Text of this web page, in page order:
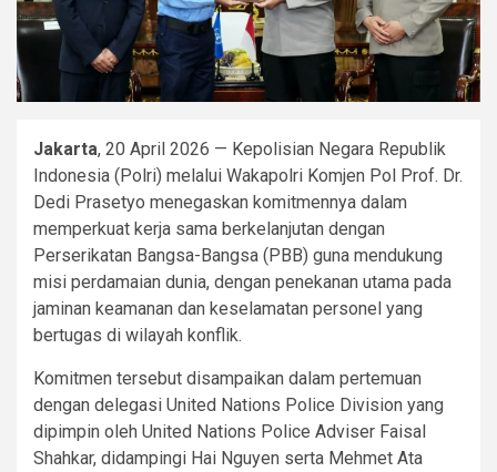
Jakarta, 20 April 2026 — Kepolisian Negara Republik
Indonesia (Polri) melalui Wakapolri Komjen Pol Prof. Dr.
Dedi Prasetyo menegaskan komitmennya dalam
memperkuat kerja sama berkelanjutan dengan
Perserikatan Bangsa-Bangsa (PBB) guna mendukung
misi perdamaian dunia, dengan penekanan utama pada
jaminan keamanan dan keselamatan personel yang
bertugas di wilayah konflik.
Komitmen tersebut disampaikan dalam pertemuan
dengan delegasi United Nations Police Division yang
dipimpin oleh United Nations Police Adviser Faisal
Shahkar, didampingi Hai Nguyen serta Mehmet Ata